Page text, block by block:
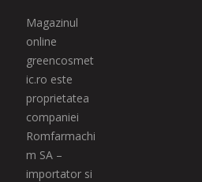
Magazinul
online
greencosmet
ic.ro este
proprietatea
companiei
Romfarmachi
m SA –
importator si